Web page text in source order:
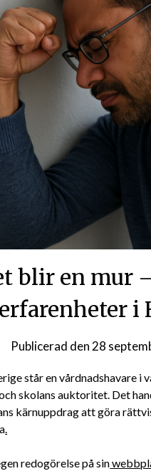
blir en mur
erfarenheter i
Publicerad den 28
står en vårdnadshavare
skolans auktoritet. Det
kärnuppdrag att göra
.
redogörelse på sin